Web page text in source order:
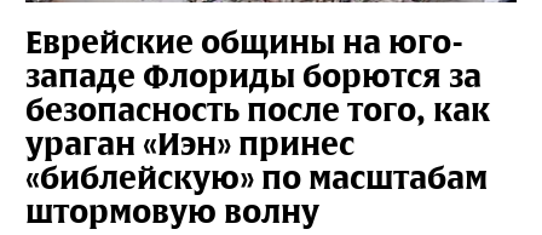
Еврейские общины на юго-
западе Флориды борются за
безопасность после того, как
ураган «Иэн» принес
«библейскую» по масштабам
штормовую волну